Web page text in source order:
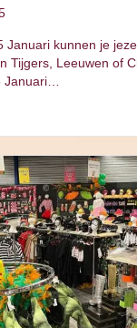
Januari kunnen je
Tijgers, Leeuwen of
Januari…